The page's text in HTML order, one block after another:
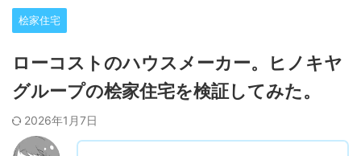
桧家住宅
ローコストのハウスメーカー。ヒノキヤ
グループの桧家住宅を検証してみた。
2026年1月7日